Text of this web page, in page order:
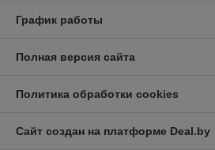
График работы
Полная версия сайта
Политика обработки cookies
Сайт создан на платформе Deal.by